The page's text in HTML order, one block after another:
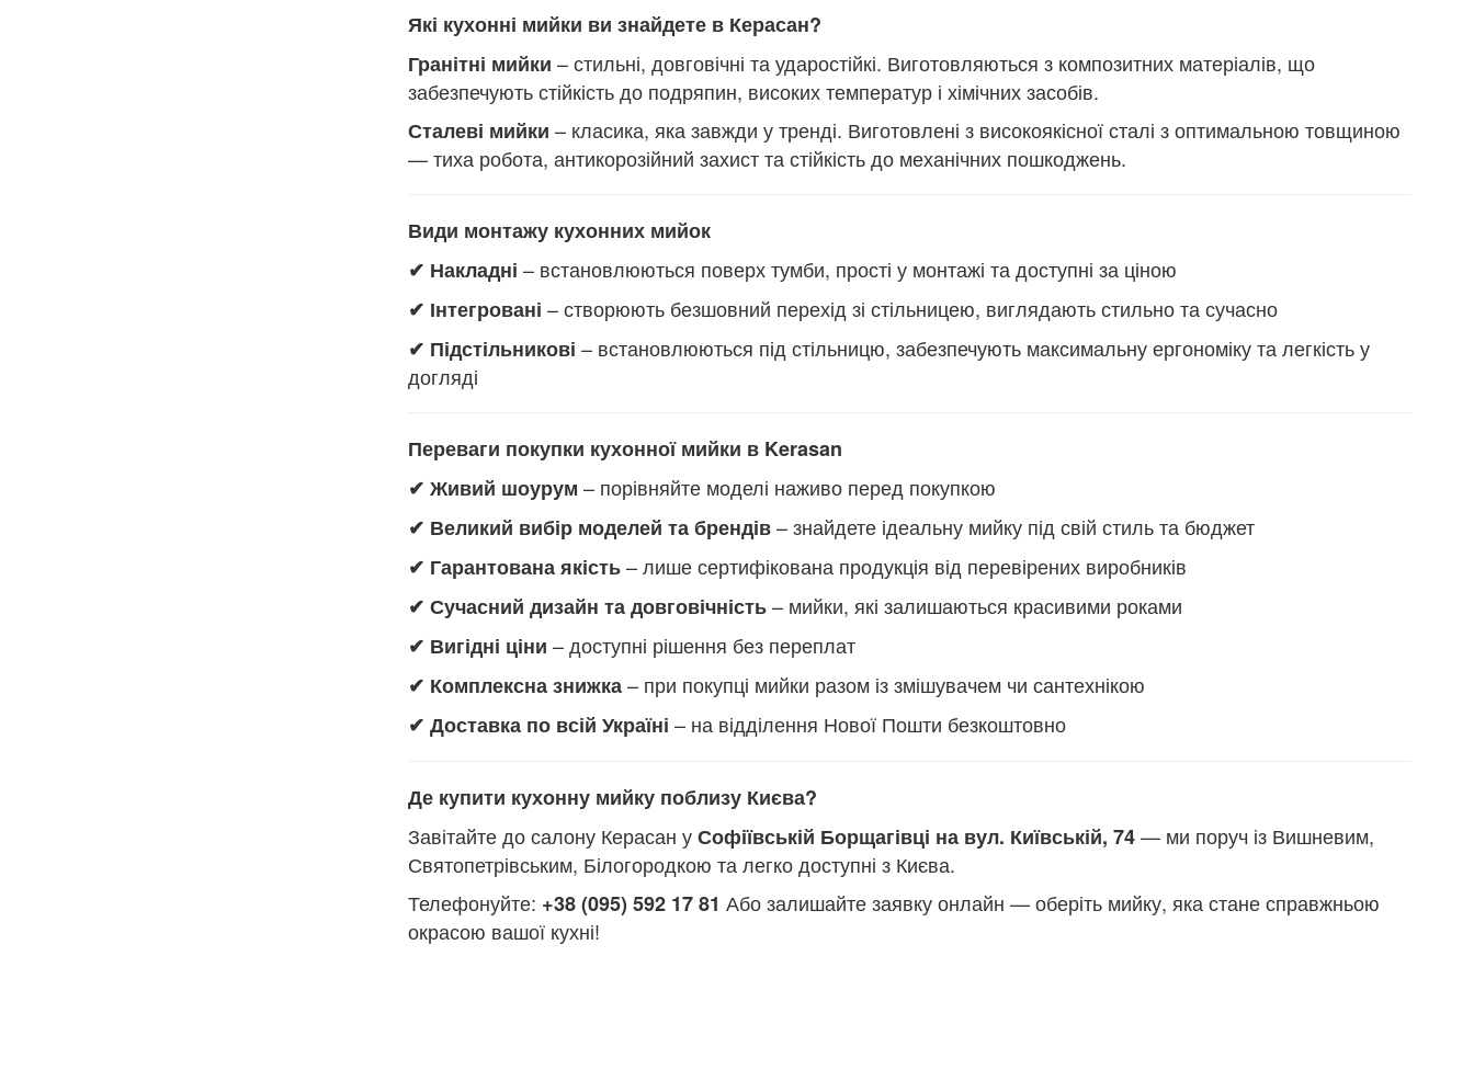
Які кухонні мийки ви знайдете в Керасан?
Гранітні мийки – стильні, довговічні та ударостійкі. Виготовляються з композитних матеріалів, що
забезпечують стійкість до подряпин, високих температур і хімічних засобів.
Сталеві мийки – класика, яка завжди у тренді. Виготовлені з високоякісної сталі з оптимальною товщиною
— тиха робота, антикорозійний захист та стійкість до механічних пошкоджень.
Види монтажу кухонних мийок
✔ Накладні – встановлюються поверх тумби, прості у монтажі та доступні за ціною
✔ Інтегровані – створюють безшовний перехід зі стільницею, виглядають стильно та сучасно
✔ Підстільникові – встановлюються під стільницю, забезпечують максимальну ергономіку та легкість у
догляді
Переваги покупки кухонної мийки в Kerasan
✔ Живий шоурум – порівняйте моделі наживо перед покупкою
✔ Великий вибір моделей та брендів– знайдете ідеальну мийку під свій стиль та бюджет
✔ Гарантована якість– лише сертифікована продукція від перевірених виробників
✔ Сучасний дизайн та довговічність– мийки, які залишаються красивими роками
✔ Вигідні ціни – доступні рішення без переплат
✔ Комплексна знижка– при покупці мийки разом із змішувачем чи сантехнікою
✔ Доставка по всій Україні – на відділення Нової Пошти безкоштовно
Де купити кухонну мийку поблизу Києва?
Завітайте до салону Керасан уСофіївській Борщагівці на вул. Київській, 74— ми поруч із Вишневим,
Святопетрівським, Білогородкою та легко доступні з Києва.
Телефонуйте: +38 (095) 592 17 81 Або залишайте заявку онлайн — оберіть мийку, яка стане справжньою
окрасою вашої кухні!